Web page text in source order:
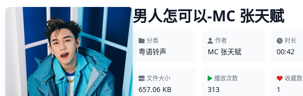
男人怎可以-MC 张天赋
分类
粤语铃声
作者
MC 张天赋
时长
00:42
文件大小
657.06 KB
播放次数
313
收藏数
1